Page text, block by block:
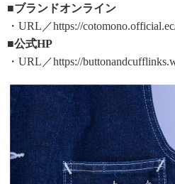
■ブランドオンライン
・URL／https://
■公式HP
・URL／https://